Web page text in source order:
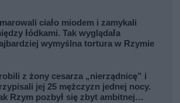
ciało miodem i zamykali
łódkami. Tak wyglądała
wymyślna tortura w Rzymie
z żony cesarza „nierządnicę” i
jej 25 mężczyzn jednej nocy.
Rzym pozbył się zbyt ambitnej